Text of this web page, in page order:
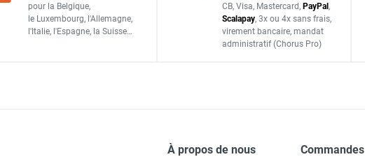
4052138016428
ACCESSOIRES
pour la Belgique,
le Luxembourg, l'Allemagne,
l'Italie, l'Espagne, la Suisse…
CB, Visa, Mastercard, PayPal ,
Scalapay, 3x ou 4x sans frais,
virement bancaire, mandat
administratif (Chorus Pro)
À propos de nous Commandes